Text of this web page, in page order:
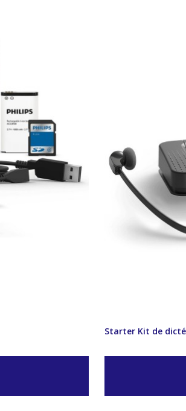
Starter Kit de